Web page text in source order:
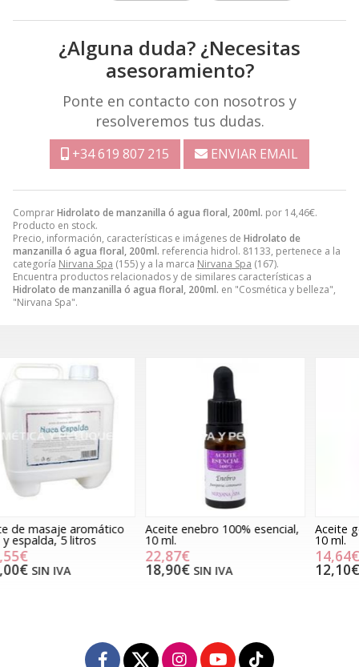
ComprarHidrolato de manzanilla ó agua floral, 200ml. por 14,46€.
Producto en stock.
Precio, información, características e imágenes de Hidrolato de
manzanilla ó agua floral, 200ml. referencia hidrol. 81133, pertenece a la
categoría Nirvana Spa (155) y a la marca Nirvana Spa (167).
Encuentra productos relacionados y de similares características a
Hidrolato de manzanilla ó agua floral, 200ml. en "Cosmética y belleza",
"Nirvana Spa".
¿Alguna duda? ¿Necesitas
asesoramiento?
Ponte en contacto con nosotros y
resolveremos tus dudas.
+34 619 807 215 ENVIAR EMAIL
Aceite enebro 100% esencial,
10 ml.
22,87€
18,90€SIN IVA
Aceite geranio 100% esencial,
14,64€
12,10€SIN IVA